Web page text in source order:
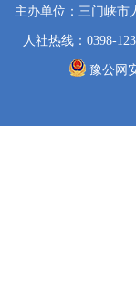
主办单位：三门峡
人社热线：0398-
豫公网